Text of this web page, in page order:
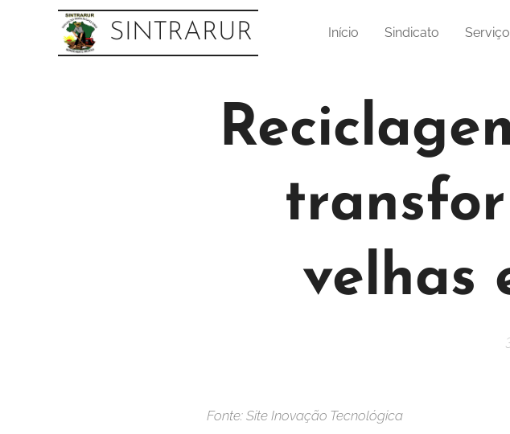
SINTRARUR Início Sindicato
velhas
Fonte: Site Inovação Tecnológica